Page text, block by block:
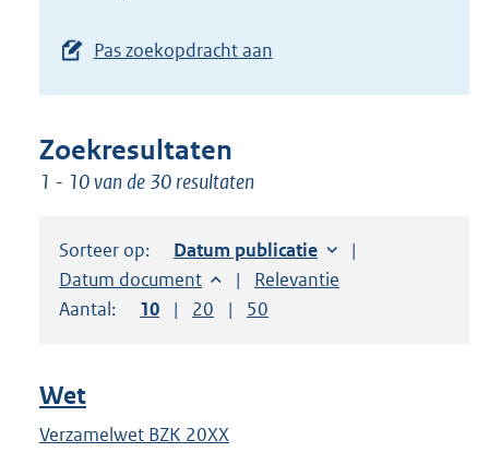
beneden
toets
om
te
krijgen
de
suggesties.
Druk
om
keuze
Pas zoekopdracht aan
Zoekresultaten
1 - 10 van de 30 resultaten
Sorteer op: Sorteer op:
Datum publicatie
Sorteer op:
Datum document Sorteer op:
Relevantie
Aantal:
Toon
10 resultaten per pagina
Toon
20 resultaten per pagina
Toon
50
Wet
Verzamelwet BZK 20XX